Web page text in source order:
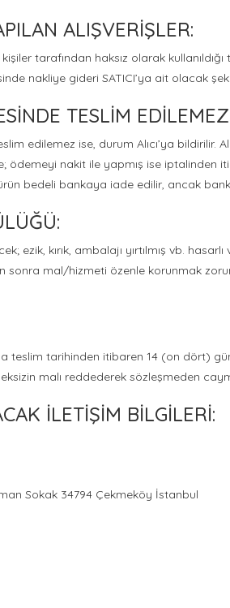
ALIŞVERİŞLER:
tarafından haksız olarak
nakliye gideri SATICI’ya ait olacak
TESLİM
edilemez ise, durum Alıcı’ya
ödemeyi nakit ile yapmış ise iptalinden
bedeli bankaya iade edilir, ancak
kırık, ambalajı yırtılmış vb.
mal/hizmeti özenle korunmak
teslim tarihinden itibaren 14 (on dört)
malı reddederek sözleşmeden
İLETİŞİM BİLGİLERİ:
Sokak 34794 Çekmeköy İstanbul